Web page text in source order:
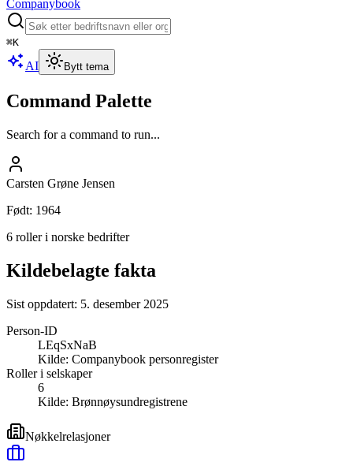
Companybook
⌘K
AI Bytt tema
Command Palette
Search for a command to run...
Carsten Grøne Jensen
Født: 1964
6 roller i norske bedrifter
Kildebelagte fakta
Sist oppdatert: 5. desember 2025
Person-ID
LEqSxNaB
Kilde: Companybook personregister
Roller i selskaper
6
Kilde: Brønnøysundregistrene
Nøkkelrelasjoner